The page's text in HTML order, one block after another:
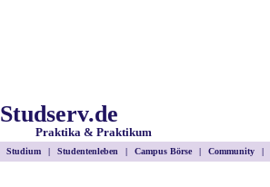
Studserv.de
Praktika & Praktikum
Studium | Studentenleben | Campus Börse | Community |